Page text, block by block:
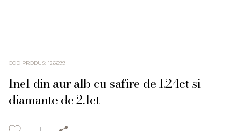
COD PRODUS: 126699
Inel din aur alb cu safire de 1.24ct si
diamante de 2.1ct